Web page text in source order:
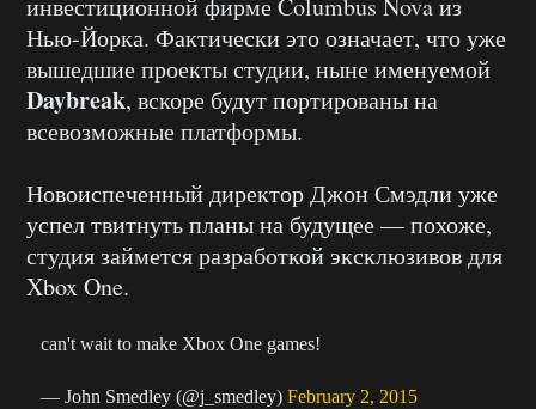
инвестиционной фирме Columbus Nova из
Нью-Йорка. Фактически это означает, что уже
вышедшие проекты студии, ныне именуемой
Daybreak, вскоре будут портированы на
всевозможные платформы.
Новоиспеченный директор Джон Смэдли уже
успел твитнуть планы на будущее — похоже,
студия займется разработкой эксклюзивов для
Xbox One.
can't wait to make Xbox One games!
— John Smedley (@j_smedley)February 2, 2015